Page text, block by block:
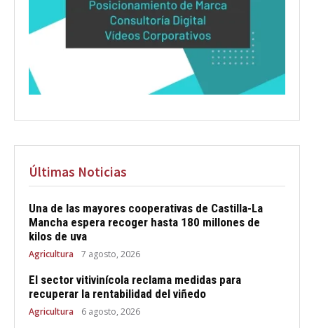
Últimas Noticias
Una de las mayores cooperativas de Castilla-La
Mancha espera recoger hasta 180 millones de
kilos de uva
Agricultura 7 agosto, 2026
El sector vitivinícola reclama medidas para
recuperar la rentabilidad del viñedo
Agricultura 6 agosto, 2026